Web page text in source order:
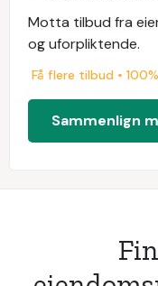
Motta tilbud fra
og uforpliktende.
Få flere tilbud •
Sammenlign